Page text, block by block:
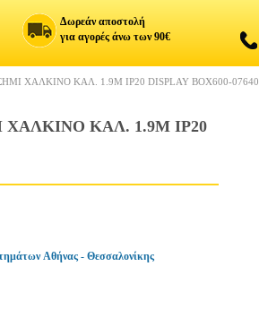
Δωρεάν αποστολή
για αγορές άνω των 90€
ΧΑΛΚΙΝΟ ΚΑΛ. 1.9Μ IP20 DISPLAY BOX600-07640
ΧΑΛΚΙΝΟ ΚΑΛ. 1.9Μ IP20
Αθήνας - Θεσσαλονίκης